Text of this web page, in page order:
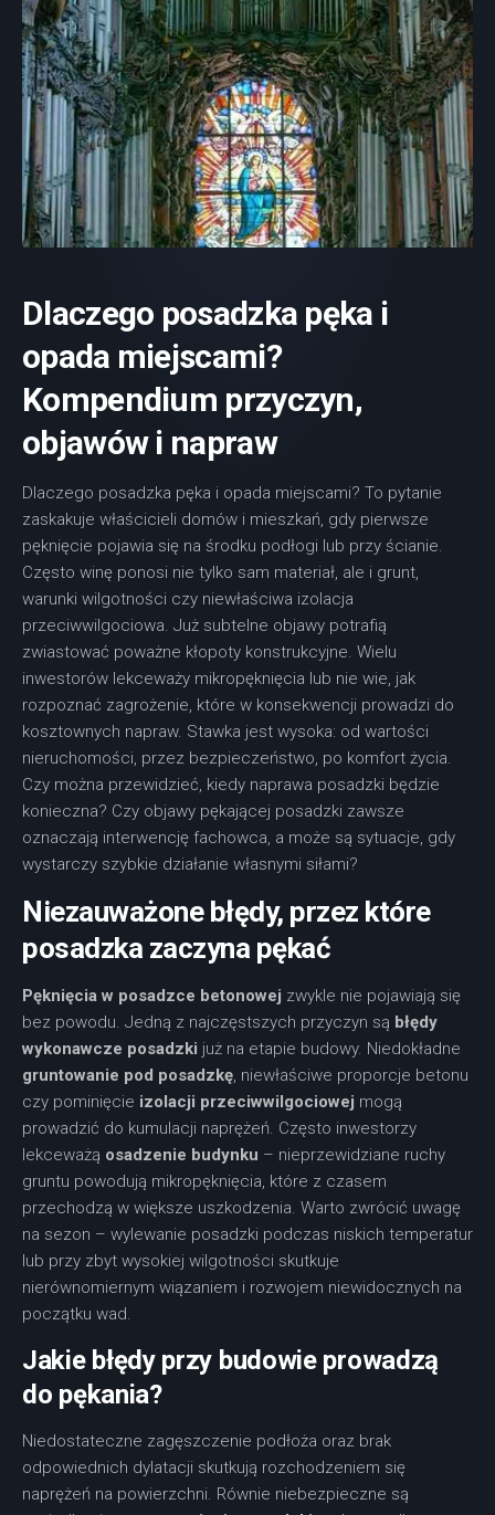
Dlaczego posadzka pęka i
opada miejscami?
Kompendium przyczyn,
objawów i napraw
Dlaczego posadzka pęka i opada miejscami? To pytanie
zaskakuje właścicieli domów i mieszkań, gdy pierwsze
pęknięcie pojawia się na środku podłogi lub przy ścianie.
Często winę ponosi nie tylko sam materiał, ale i grunt,
warunki wilgotności czy niewłaściwa izolacja
przeciwwilgociowa. Już subtelne objawy potrafią
zwiastować poważne kłopoty konstrukcyjne. Wielu
inwestorów lekceważy mikropęknięcia lub nie wie, jak
rozpoznać zagrożenie, które w konsekwencji prowadzi do
kosztownych napraw. Stawka jest wysoka: od wartości
nieruchomości, przez bezpieczeństwo, po komfort życia.
Czy można przewidzieć, kiedy naprawa posadzki będzie
konieczna? Czy objawy pękającej posadzki zawsze
oznaczają interwencję fachowca, a może są sytuacje, gdy
wystarczy szybkie działanie własnymi siłami?
Niezauważone błędy, przez które
posadzka zaczyna pękać
Pęknięcia w posadzce betonowej zwykle nie pojawiają się
bez powodu. Jedną z najczęstszych przyczyn są błędy
wykonawcze posadzki już na etapie budowy. Niedokładne
gruntowanie pod posadzkę, niewłaściwe proporcje betonu
czy pominięcie izolacji przeciwwilgociowej mogą
prowadzić do kumulacji naprężeń. Często inwestorzy
lekceważą osadzenie budynku – nieprzewidziane ruchy
gruntu powodują mikropęknięcia, które z czasem
przechodzą w większe uszkodzenia. Warto zwrócić uwagę
na sezon – wylewanie posadzki podczas niskich temperatur
lub przy zbyt wysokiej wilgotności skutkuje
nierównomiernym wiązaniem i rozwojem niewidocznych na
początku wad.
Jakie błędy przy budowie prowadzą
do pękania?
Niedostateczne zagęszczenie podłoża oraz brak
odpowiednich dylatacji skutkują rozchodzeniem się
naprężeń na powierzchni. Równie niebezpieczne są